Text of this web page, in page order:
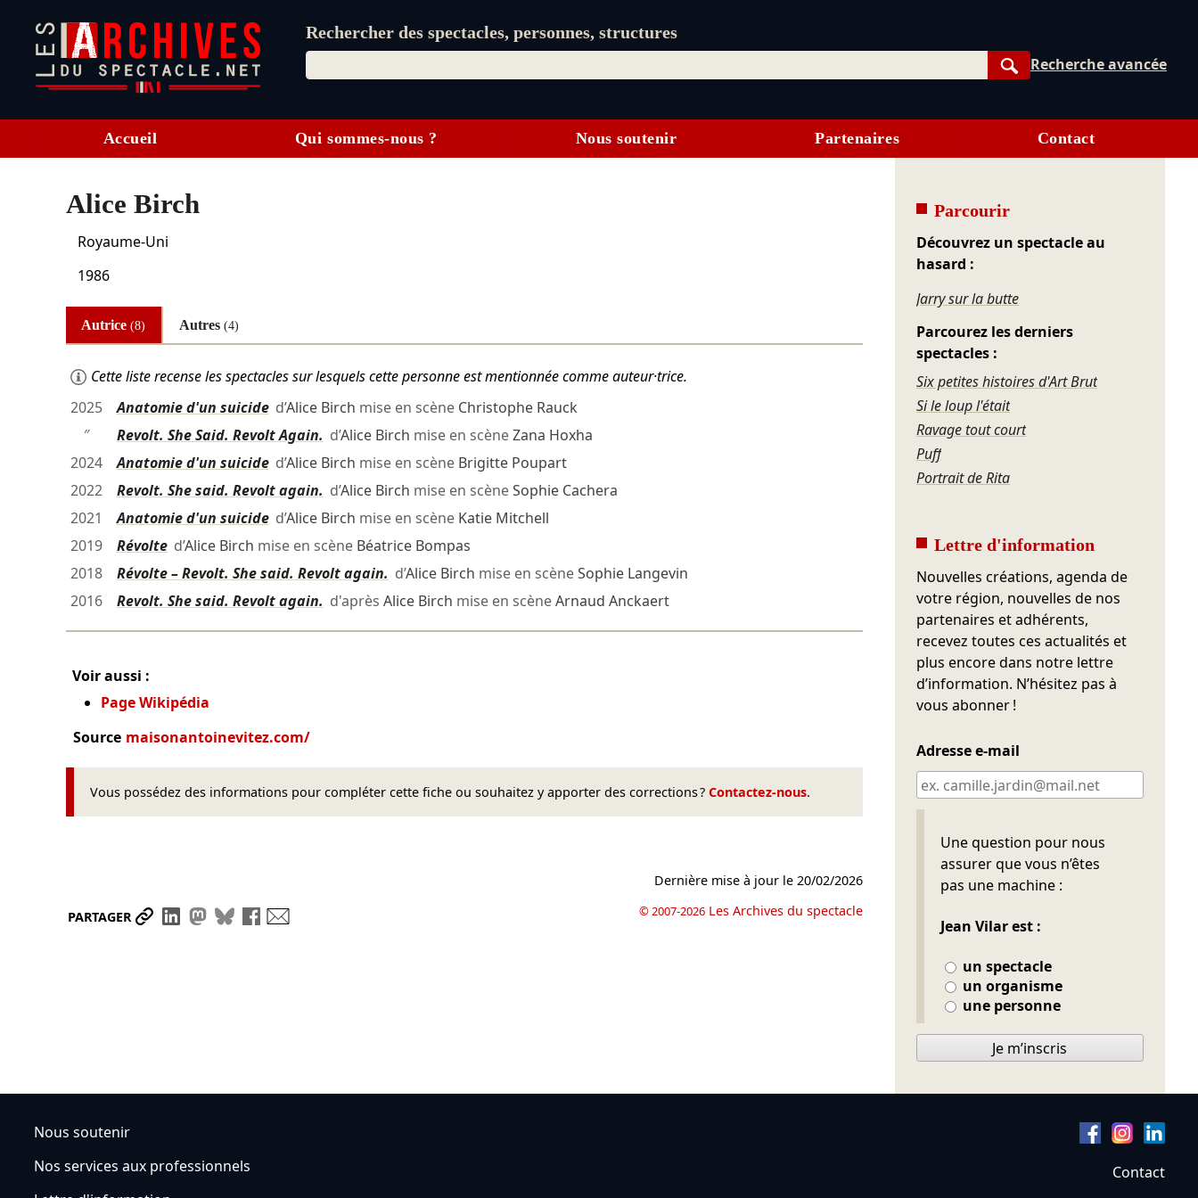
Rechercher des spectacles, personnes, structures
Rechercher
Recherche avancée
Accueil Qui sommes-nous ? Nous soutenir Partenaires Contact
Alice Birch
Royaume-Uni
1986
Autrice(8) Autres (4)
Cette liste recense les spectacles sur lesquels cette personne est mentionnée comme auteur·trice.
2025
Anatomie d'un suicided’Alice Birch mise en scène Christophe Rauck
″
Revolt. She Said. Revolt Again. d’Alice Birch mise en scèneZana Hoxha
2024
Anatomie d'un suicided’Alice Birch mise en scène Brigitte Poupart
2022
Revolt. She said. Revolt again. d’Alice Birch mise en scèneSophie Cachera
2021
Anatomie d'un suicided’Alice Birch mise en scène Katie Mitchell
2019
Révolted’Alice Birch mise en scène Béatrice Bompas
2018
Révolte – Revolt. She said. Revolt again. d’Alice Birch mise en scèneSophie Langevin
2016
Revolt. She said. Revolt again. d'après Alice Birch mise en scèneArnaud Anckaert
Voir aussi :
Page Wikipédia
Source maisonantoinevitez.com/
Vous possédez des informations pour compléter cette fiche ou souhaitez y apporter des corrections ? Contactez-nous.
PARTAGER Partager le lien
Partager sur LinkedIn
Partager sur Mastodon
Partager sur Bluesky
Partager sur Facebook
Dernière mise à jour le20/02/2026
© 2007-2026 Les Archives du spectacle
Parcourir
Découvrez un spectacle au
hasard :
Jarry sur la butte
Parcourez les derniers
spectacles :
Six petites histoires d'Art Brut
Si le loup l'était
Ravage tout court
Puff
Portrait de Rita
Lettre d'information
Nouvelles créations, agenda de
votre région, nouvelles de nos
partenaires et adhérents,
recevez toutes ces actualités et
plus encore dans notre lettre
d’information. N’hésitez pas à
vous abonner !
Adresse e-mail
Une question pour nous
assurer que vous n’êtes
pas une machine :
Jean Vilar est :
un spectacle
un organisme
une personne
Ne pas remplir
Je m’inscris
Nous soutenir
Nos services aux professionnels
Contact